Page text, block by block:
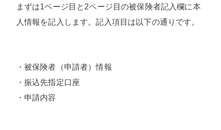
まずは1ページ目と2ページ目の被保険者記入欄に本
人情報を記入します。記入項目は以下の通りです。
・被保険者（申請者）情報
・振込先指定口座
・申請内容